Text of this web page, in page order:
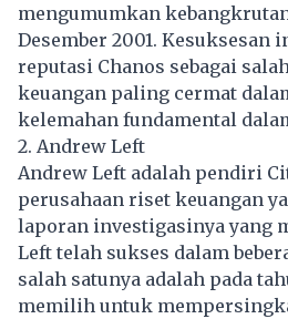
mengumumkan
Desember 2001. Kesuksesan
reputasi Chanos sebagai
keuangan paling cermat
kelemahan fundamental
2. Andrew Left
Andrew Left adalah pendiri
perusahaan riset keuangan
laporan investigasinya yang
Left telah sukses dalam
salah satunya adalah pada
memilih untuk